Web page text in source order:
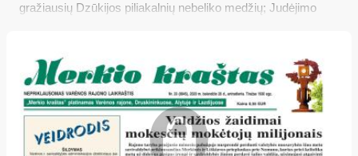
gražiausių Dzūkijos piliakalnių nebeliko medžių; Judėjimo